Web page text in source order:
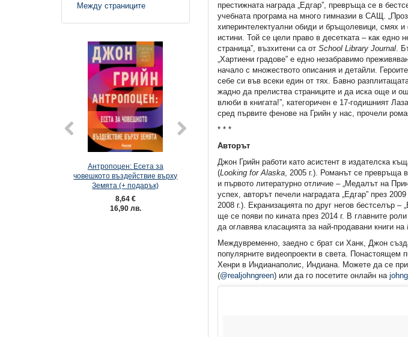
Между страниците
Антропоцен: Есета за
човешкото въздействие върху
Земята (+ подарък)
8,64 €
16,90 лв.
Сняг вали (2019)
7,62 €
14,90 лв.
Вината в нашите
(издание с твърда
7,62 €
14,90 лв.
престижната награда „Едгар”, превръща се в
учебната програма на много гимназии в САЩ.
хиперинтелектуални обиди и бръщолевици, смях
истини. Той се цели право в десетката – как
страница”, възхитени са от School Library Journal.
„Хартиени градове” е едно незабравимо
начало с множеството описания и детайли.
себе си във всеки един от тях. Бавно
жадно да прелиства страниците и да иска още и
влюби в книгата!”, категоричен е 17-годишният
сред първите фенове на Грийн у нас, прочели
* * *
Авторът
Джон Грийн работи като асистент в издателска
(Looking for Alaska, 2005 г.). Романът се превръща
и първото литературно отличие – „Медалът на
успех, авторът печели наградата „Едгар” през
2008 г.). Екранизацията по друг негов бестселър –
ще се появи по кината през 2014 г. В главните
да оглавява класацията за най-продавани книги на
Междувременно, заедно с брат си Ханк, Джон
популярните видеопроекти в света. Понастоящем
Хенри в Индианаполис, Индиана. Можете да се
(@realjohngreen) или да го посетите онлайн на